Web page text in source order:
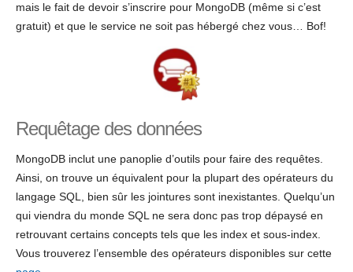
mais le fait de devoir s’inscrire pour MongoDB (même si c’est
gratuit) et que le service ne soit pas hébergé chez vous… Bof!
Requêtage des données
MongoDB inclut une panoplie d’outils pour faire des requêtes.
Ainsi, on trouve un équivalent pour la plupart des opérateurs du
langage SQL, bien sûr les jointures sont inexistantes. Quelqu’un
qui viendra du monde SQL ne sera donc pas trop dépaysé en
retrouvant certains concepts tels que les index et sous-index.
Vous trouverez l’ensemble des opérateurs disponibles sur cette